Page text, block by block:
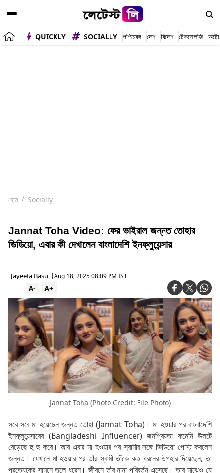
QUICKLY SOCIALLY পশ্চিমবঙ্গ দেশ বিদেশ টেকনোলজি অটো
হোম Socially
Jannat Toha Video: ফের ভাইরাল জন্নত তোহার
ভিডিয়ো, এবার কী দেখালেন বাংলাদেশি ইনফ্লুয়েন্সার
Jayeeta Basu |Aug 18, 2025 08:09 PM IST
A+
A-
Jannat Toha (Photo Credit: File Photo)
সবে সবে মা হয়েছেন জন্নত তোহা (Jannat Toha)। মা হওয়ার পর বাংলাদেশি
ইনফ্লুয়েন্সারের (Bangladeshi Influencer) জনপ্রিয়তা কমেনি উলটে
বেড়েছে হু হু করে। আর এবার মা হওয়ার পর স্বামীর সঙ্গে ভিডিয়ো পোস্ট করলেন
জন্নত। যেখানে মা হওয়ার পর তাঁর স্বামী তাঁকে কত ধরনের উপহার দিয়েছেন, তা
প্রত্যেকের সামনে তুলে ধরেন। জীবনে তাঁর নানা পরিবর্তন এসেছে। তার মাঝেও যে